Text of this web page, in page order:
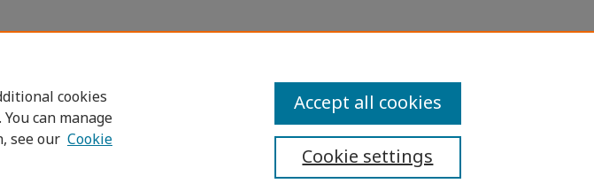
Accessibility Statement
cookies
can manage
see our Cookie
Cookie settings
Accept all cookies